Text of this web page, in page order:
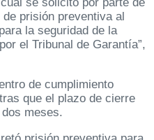
prisión preventiva al
la seguridad de la
el Tribunal de Garantía”,
de cumplimiento
que el plazo de cierre
meses.